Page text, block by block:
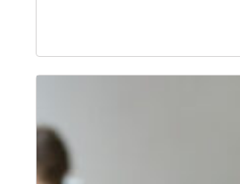
Dokumentenmanagement um
belegen diesen
eindeutig. Gleichzeitig treten